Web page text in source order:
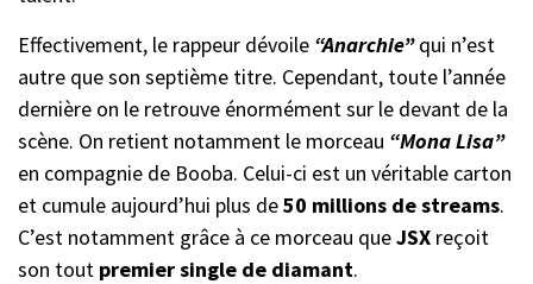
Effectivement, le rappeur dévoile “Anarchie”qui n’est
autre que son septième titre. Cependant, toute l’année
dernière on le retrouve énormément sur le devant de la
scène. On retient notamment le morceau “Mona Lisa”
en compagnie de Booba. Celui-ci est un véritable carton
et cumule aujourd’hui plus de50 millions de streams.
C’est notamment grâce à ce morceau queJSX reçoit
son tout premier single de diamant.